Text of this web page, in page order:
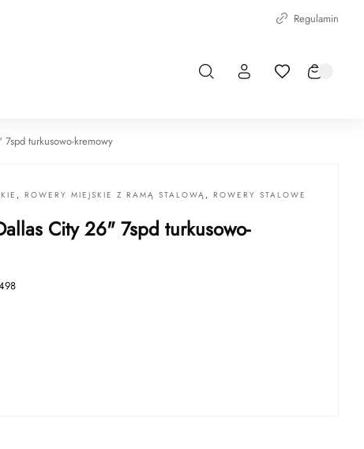
Regulamin
turkusowo-kremowy
, ROWERY MIEJSKIE Z RAMĄ STALOWĄ , ROWERY STALOWE
City 26" 7spd turkusowo-